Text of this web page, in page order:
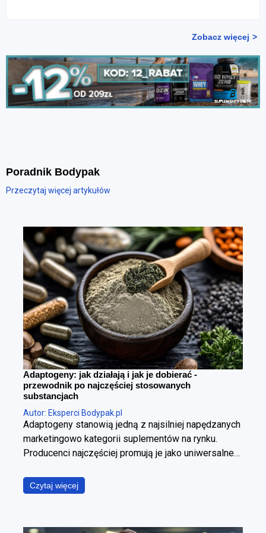
Zobacz więcej
Poradnik Bodypak
Przeczytaj więcej artykułów
Adaptogeny: jak działają i jak je dobierać -
przewodnik po najczęściej stosowanych
substancjach
Autor: Eksperci Bodypak.pl
Adaptogeny stanowią jedną z najsilniej napędzanych
marketingowo kategorii suplementów na rynku.
Producenci najczęściej promują je jako uniwersalne
snu, wzrost poziomu energii, wyostrzenie
koncentracji, redukcję stresu oraz wzmocnienie
to jednak założenie błędne. Poszczególne
Czytaj więcej